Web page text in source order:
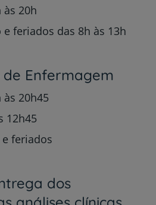
às 20h
feriados das 8h às 13h
Enfermagem
às 20h45
12h45
feriados
dos